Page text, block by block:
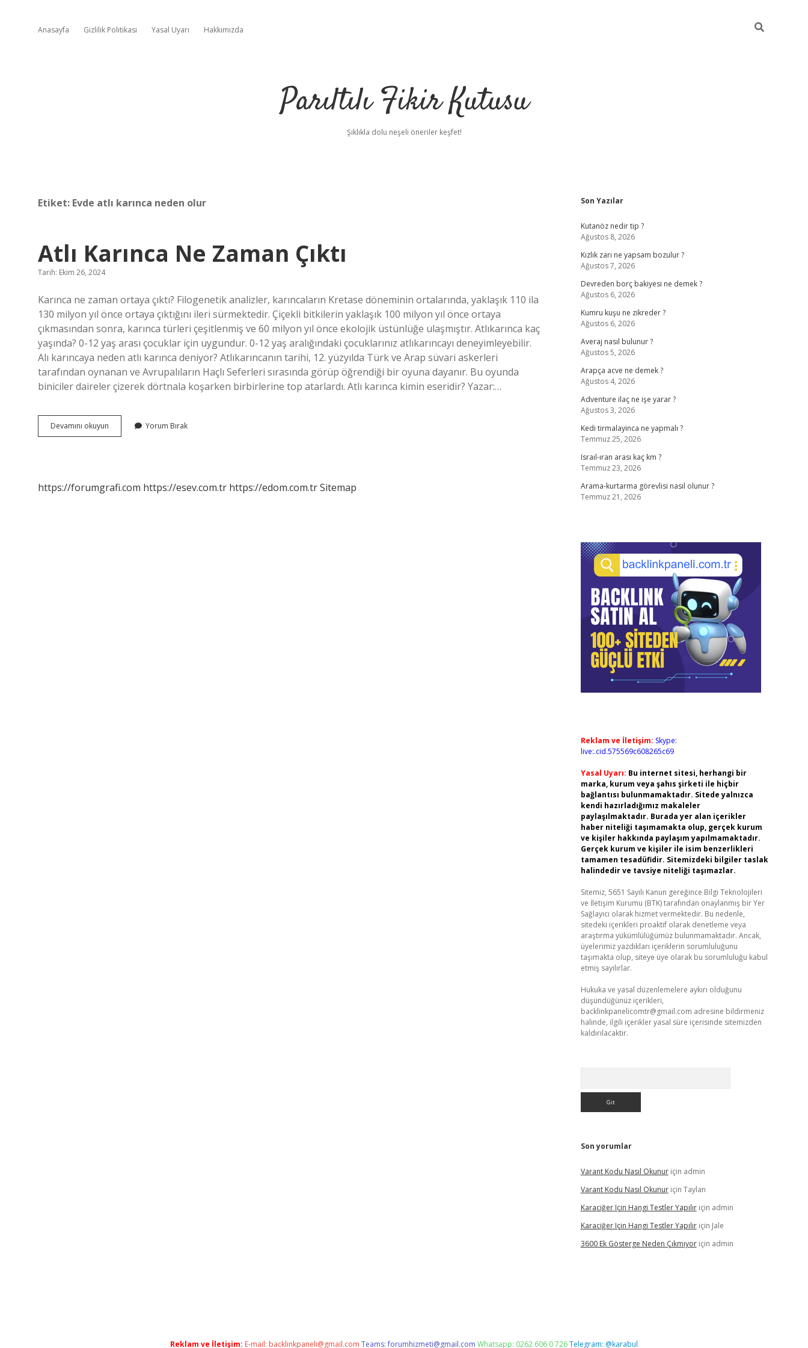
Anasayfa Gizlilik Politikası Yasal Uyarı Hakkımızda
Parıltılı Fikir Kutusu
Şıklıkla dolu neşeli öneriler keşfet!
Etiket: Evde atlı karınca neden olur
Atlı Karınca Ne Zaman Çıktı
Tarih: Ekim 26, 2024
Karınca ne zaman ortaya çıktı? Filogenetik analizler, karıncaların Kretase döneminin ortalarında, yaklaşık 110 ila
130 milyon yıl önce ortaya çıktığını ileri sürmektedir. Çiçekli bitkilerin yaklaşık 100 milyon yıl önce ortaya
çıkmasından sonra, karınca türleri çeşitlenmiş ve 60 milyon yıl önce ekolojik üstünlüğe ulaşmıştır. Atlıkarınca kaç
yaşında? 0-12 yaş arası çocuklar için uygundur. 0-12 yaş aralığındaki çocuklarınız atlıkarıncayı deneyimleyebilir.
Alı karıncaya neden atlı karınca deniyor? Atlıkarıncanın tarihi, 12. yüzyılda Türk ve Arap süvari askerleri
tarafından oynanan ve Avrupalıların Haçlı Seferleri sırasında görüp öğrendiği bir oyuna dayanır. Bu oyunda
biniciler daireler çizerek dörtnala koşarken birbirlerine top atarlardı. Atlı karınca kimin eseridir? Yazar:…
Devamını okuyun
Karınca
Yorum Bırak
https://forumgrafi.com https://esev.com.tr https://edom.com.trSitemap
Sidebar
Son Yazılar
Kutanöz nedir tip ?
Ağustos 8, 2026
Kızlık zarı ne yapsam bozulur ?
Ağustos 7, 2026
Devreden borç bakiyesi ne demek ?
Ağustos 6, 2026
Kumru kuşu ne zikreder ?
Ağustos 6, 2026
Averaj nasıl bulunur ?
Ağustos 5, 2026
Arapça acve ne demek ?
Ağustos 4, 2026
Adventure ilaç ne işe yarar ?
Ağustos 3, 2026
Kedi tirmalayinca ne yapmalı ?
Temmuz 25, 2026
Israıl-ıran arası kaç km ?
Temmuz 23, 2026
Arama-kurtarma görevlisi nasıl olunur ?
Temmuz 21, 2026
Reklam ve İletişim: Skype:
live:.cid.575569c608265c69
Yasal Uyarı: Bu internet sitesi, herhangi bir
marka, kurum veya şahıs şirketi ile hiçbir
bağlantısı bulunmamaktadır. Sitede yalnızca
kendi hazırladığımız makaleler
paylaşılmaktadır. Burada yer alan içerikler
haber niteliği taşımamakta olup, gerçek kurum
ve kişiler hakkında paylaşım yapılmamaktadır.
Gerçek kurum ve kişiler ile isim benzerlikleri
tamamen tesadüfidir. Sitemizdeki bilgiler taslak
halindedir ve tavsiye niteliği taşımazlar.
Sitemiz, 5651 Sayılı Kanun gereğince Bilgi Teknolojileri
ve İletişim Kurumu (BTK) tarafından onaylanmış bir Yer
Sağlayıcı olarak hizmet vermektedir. Bu nedenle,
sitedeki içerikleri proaktif olarak denetleme veya
araştırma yükümlülüğümüz bulunmamaktadır. Ancak,
üyelerimiz yazdıkları içeriklerin sorumluluğunu
taşımakta olup, siteye üye olarak bu sorumluluğu kabul
etmiş sayılırlar.
Hukuka ve yasal düzenlemelere aykırı olduğunu
düşündüğünüz içerikleri,
backlinkpanelicomtr@gmail.com adresine bildirmeniz
halinde, ilgili içerikler yasal süre içerisinde sitemizden
kaldırılacaktır.
Son yorumlar
Varant Kodu Nasıl Okunuriçin admin
Varant Kodu Nasıl Okunuriçin Taylan
Karaciğer Için Hangi Testler Yapılıriçin admin
Karaciğer Için Hangi Testler Yapılıriçin Jale
3600 Ek Gösterge Neden Çıkmıyoriçin admin
Reklam ve İletişim: E-mail: backlinkpaneli@gmail.com Teams:forumhizmeti@gmail.com Whatsapp: 0262 606 0 726Telegram: @karabul